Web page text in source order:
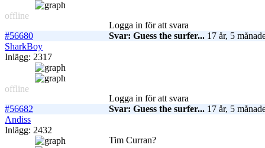
offline
Logga in för att svara
#56680
Svar: Guess the surfer... 17 år, 5
SharkBoy
Inlägg: 2317
offline
Logga in för att svara
#56682
Svar: Guess the surfer... 17 år, 5
Andiss
Inlägg: 2432
Tim Curran?